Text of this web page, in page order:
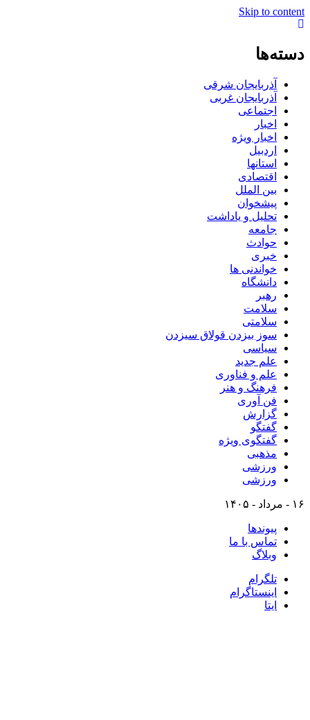
Skip to content
دسته‌ها
آذربایجان شرقی
آذربایجان غربی
اجتماعی
اخبار
اخبار ویژه
اردبیل
استانها
اقتصادی
بین الملل
پیشخوان
تحلیل و یاداشت
جامعه
حوادث
خبری
خواندنی ها
دانشگاه
رهبر
سلامت
سلامتی
سوز بیزدن قولاق سیزدن
سیاسی
علم جدید
علم و فناوری
فرهنگ و هنر
فن آوری
گزارش
گفتگو
گفتگوی ویژه
مذهبی
ورزشی
ورزشی
۱۶ - مرداد - ۱۴۰۵
پیوندها
تماس با ما
وبلاگ
تلگرام
اینستاگرام
ایتا